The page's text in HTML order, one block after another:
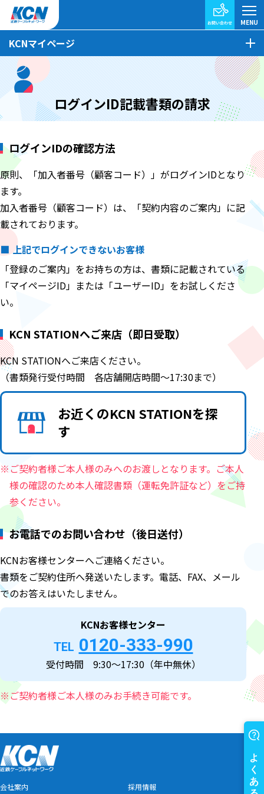
ログインID記載書類の請求
KCNマイページ
ログインIDの確認方法
原則、「加入者番号（顧客コード）」がログインIDとなり
ます。
加入者番号（顧客コード）は、「契約内容のご案内」に記
載されております。
上記でログインできないお客様
「登録のご案内」をお持ちの方は、書類に記載されている
「マイページID」または「ユーザーID」をお試しくださ
い。
KCN STATIONへご来店（即日受取）
KCN STATIONへご来店ください。
（書類発行受付時間 各店舗開店時間～17:30まで）
お近くのKCN STATIONを探
す
※ご契約者様ご本人様のみへのお渡しとなります。ご本人
様の確認のため本人確認書類（運転免許証など）をご持
参ください。
お電話でのお問い合わせ（後日送付）
KCNお客様センターへご連絡ください。
書類をご契約住所へ発送いたします。電話、FAX、メール
でのお答えはいたしません。
KCNお客様センター
TEL 0120-333-990
受付時間 9:30～17:30（年中無休）
※ご契約者様ご本人様のみお手続き可能です。
会社案内 採用情報